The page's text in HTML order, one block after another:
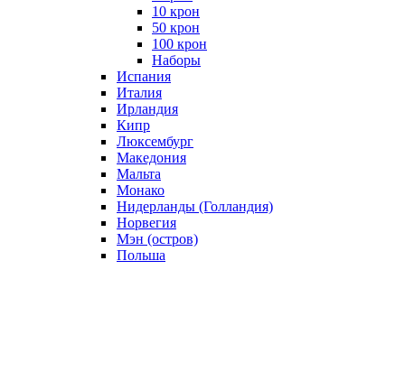
10 крон
50 крон
100 крон
Наборы
Испания
Италия
Ирландия
Кипр
Люксембург
Македония
Мальта
Монако
Нидерланды (Голландия)
Норвегия
Мэн (остров)
Польша